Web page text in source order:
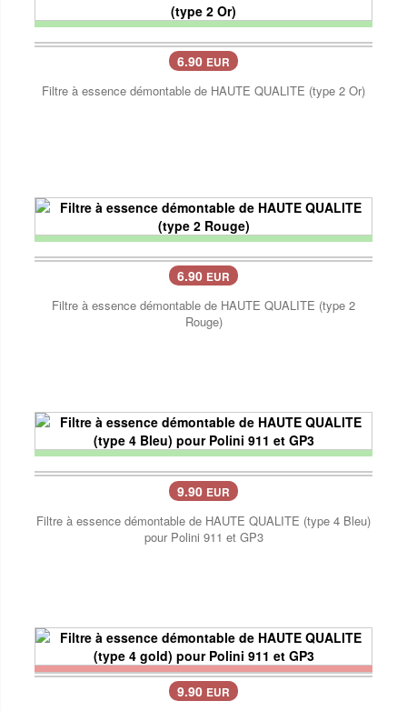
6.90 EUR
Filtre à essence démontable de HAUTE QUALITE (type 2 Or)
6.90 EUR
Filtre à essence démontable de HAUTE QUALITE (type 2
Rouge)
9.90 EUR
Filtre à essence démontable de HAUTE QUALITE (type 4 Bleu)
pour Polini 911 et GP3
9.90 EUR